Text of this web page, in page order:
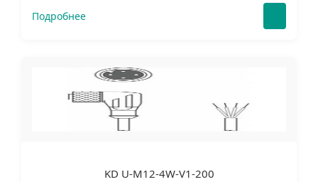
Подробнее
KD U-M12-4W-V1-200